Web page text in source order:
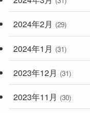
2024年2月 (29)
2024年1月 (31)
2023年12月 (31)
2023年11月 (30)